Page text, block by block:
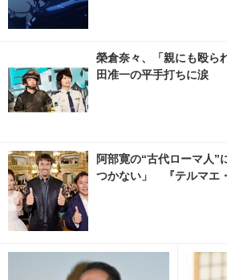
榮倉奈々、「親にも殴ら
田准一の平手打ちに涙
阿部寛の“古代ローマ人”
つかない」 『テルマエ